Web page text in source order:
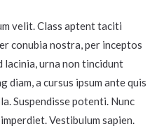
velit. Class aptent taciti
conubia nostra, per inceptos
lacinia, urna non tincidunt
a cursus ipsum ante quis
Suspendisse potenti. Nunc
Vestibulum sapien.